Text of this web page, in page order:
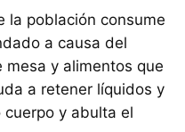
la población consume
a causa del
y alimentos que
a retener líquidos y
y abulta el